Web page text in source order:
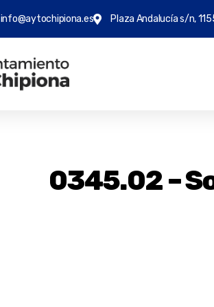
info@aytochipiona.es Plaza Andalucía s/n,
0345.02 –